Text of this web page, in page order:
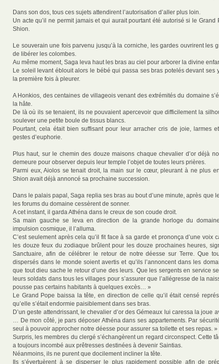
Dans son dos, tous ces sujets attendirent l’autorisation d’aller plus loin.
Un acte qu’il ne permit jamais et qui aurait pourtant été autorisé si le Grand
Shion.
Le souverain une fois parvenu jusqu’à la corniche, les gardes ouvrirent les
de libérer les colombes.
Au même moment, Saga leva haut les bras au ciel pour arborer la divine
Le soleil levant éblouit alors le bébé qui passa ses bras potelés devant ses
la première fois à pleurer.
A Honkios, des centaines de villageois venant des extrémités du domaine
la hâte.
De là où ils se tenaient, ils ne pouvaient apercevoir que difficilement la
soulever une petite boule de tissus blancs.
Pourtant, cela était bien suffisant pour leur arracher cris de joie, larmes
gestes d’euphorie.
Plus haut, sur le chemin des douze maisons chaque chevalier d’or déjà
demeure pour observer depuis leur temple l’objet de toutes leurs prières.
Parmi eux, Aiolos se tenait droit, la main sur le cœur, pleurant à ne plus
Shion avait déjà annoncé sa prochaine succession.
Dans le palais papal, Saga replia ses bras au bout d’une minute, après que
les forums du domaine cessèrent de sonner.
A cet instant, il garda Athéna dans le creux de son coude droit.
Sa main gauche se leva en direction de la grande horloge du
impulsion cosmique, il l’alluma.
C’est seulement après cela qu’il fit face à sa garde et prononça d’une voix
les douze feux du zodiaque brûlent pour les douze prochaines heures,
Sanctuaire, afin de célébrer le retour de notre déesse sur Terre. Que
dispersés dans le monde soient avertis et qu’ils l’annoncent dans les
que tout dieu sache le retour d’une des leurs. Que les sergents en service
leurs soldats dans tous les villages pour s’assurer que l’allégresse de la
pousse pas certains habitants à quelques excès… »
Le Grand Pope baissa la tête, en direction de celle qu’il était censé
qu’elle s’était endormie paisiblement dans ses bras.
D’un geste attendrissant, le chevalier d’or des Gémeaux lui caressa la joue
… De mon côté, je pars déposer Athéna dans ses appartements. Par
seul à pouvoir approcher notre déesse pour assurer sa toilette et ses repas. »
Surpris, les membres du clergé s’échangèrent un regard circonspect. Cette
a toujours incombé aux prêtresses destinées à devenir Saintias.
Néanmoins, ils ne purent que docilement incliner la tête.
Ils s’évertuèrent à se disperser le plus rapidement possible afin de